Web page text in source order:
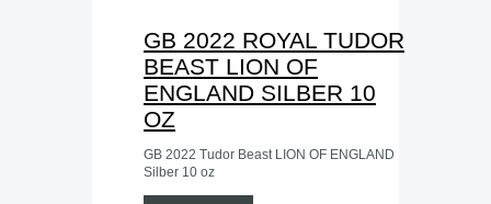
GB 2022 ROYAL TUDOR
BEAST LION OF
ENGLAND SILBER 10
OZ
GB 2022 Tudor Beast LION OF ENGLAND
Silber 10 oz